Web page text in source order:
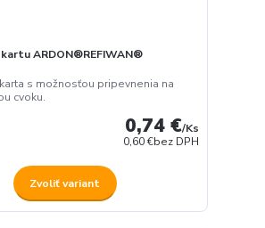
kartu ARDON®REFIWAN®
s možnosťou pripevnenia na
cvoku.
0,74 €/Ks
0,60 €bez DPH
Zvoliť variant